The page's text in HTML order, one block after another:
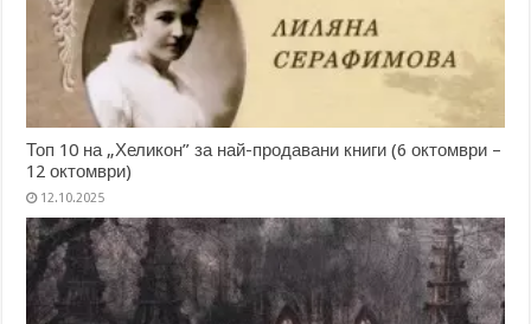
Топ 10 на „Хеликон” за най-продавани книги (6 октомври –
12 октомври)
12.10.2025